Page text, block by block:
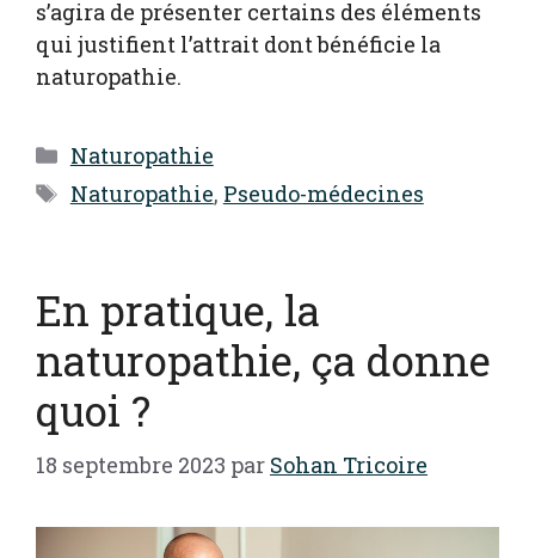
s’agira de présenter certains des éléments
qui justifient l’attrait dont bénéficie la
naturopathie.
Catégories
Naturopathie
Étiquettes
Naturopathie, Pseudo-médecines
En pratique, la
naturopathie, ça donne
quoi ?
18 septembre 2023 par Sohan Tricoire